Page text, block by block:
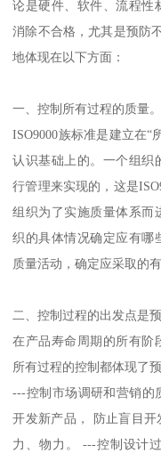
论是硬件、软件、流程性
消除不合格，尤其是预防
地体现在以下方面：
一、控制所有过程的质量。
ISO9000族标准是建立在“
认识基础上的。一个组织
行管理来实现的，这是
组织为了实施质量体系而
织的具体情况确定应有哪
质量活动，确定应采取的
二、控制过程的出发点是预
在产品寿命周期的所有阶
所有过程的控制都体现了
---控制市场调研和营销的
开发新产品， 防止盲目
力、物力。 ---控制设计